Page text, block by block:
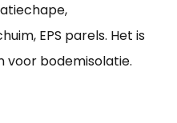
EPS parels. Het is
voor bodemisolatie.